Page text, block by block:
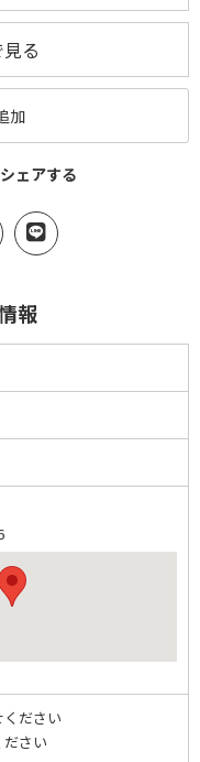
る
加
ェアする
報
ださい
さい